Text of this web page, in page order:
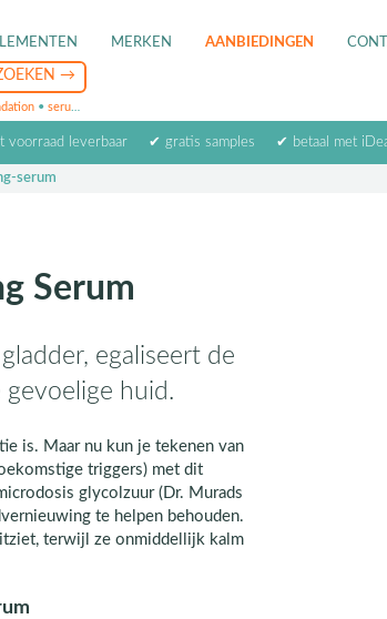
MERKEN AANBIEDINGEN
• serum
voorraad leverbaar ✔ gratis samples ✔ betaal met
serum
Serum
egaliseert de
huid.
is. Maar nu kun je tekenen van
triggers) met dit
glycolzuur (Dr. Murads
te helpen behouden.
terwijl ze onmiddellijk kalm